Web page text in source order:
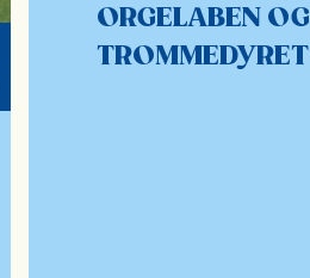
ORGELABEN OG
TROMMEDYRET